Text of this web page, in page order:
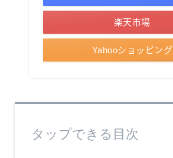
楽天市場
Yahooショッピング
タップできる目次